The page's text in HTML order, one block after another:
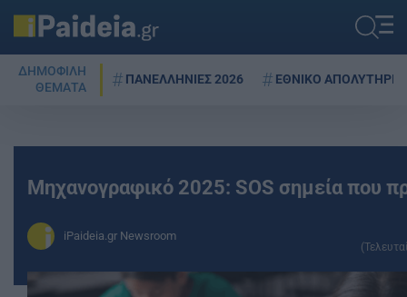
ΔΗΜΟΦΙΛΗ
ΘΕΜΑΤΑ
ΠΑΝΕΛΛΗΝΙΕΣ 2026 ΕΘΝΙΚΟ ΑΠΟΛΥΤΗΡΙΟ
Μηχανογραφικό 2025: SOS σημεία που
iPaideia.gr Newsroom